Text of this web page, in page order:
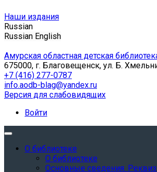
Наши издания
Russian
Russian English
Амурская областная детская
675000, г. Благовещенск, ул. Б.
+7 (416) 277-0787
info.aodb-blag@yandex.ru
Версия для слабовидящих
Войти
О библиотеке
О библиотеке
Основные сведения.